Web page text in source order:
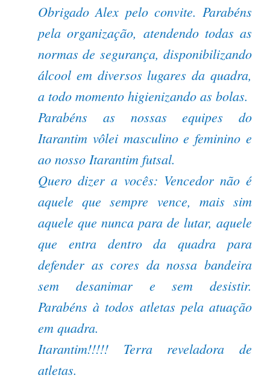
Obrigado Alex pelo convite. Parabéns
pela organização, atendendo todas as
normas de segurança, disponibilizando
álcool em diversos lugares da quadra,
a todo momento higienizando as bolas.
Parabéns as nossas equipes do
Itarantim vôlei masculino e feminino e
ao nosso Itarantim futsal.
Quero dizer a vocês: Vencedor não é
aquele que sempre vence, mais sim
aquele que nunca para de lutar, aquele
que entra dentro da quadra para
defender as cores da nossa bandeira
sem desanimar e sem desistir.
Parabéns à todos atletas pela atuação
em quadra.
Itarantim!!!!! Terra reveladora de
atletas.